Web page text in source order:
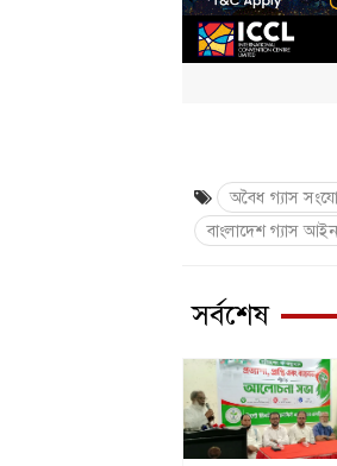
অবৈধ গ্যাস
বাংলাদেশ গ্যাস
সর্বশেষ